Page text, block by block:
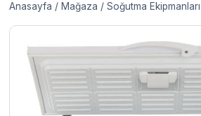
Anasayfa / Mağaza / Soğutma Ekipmanları